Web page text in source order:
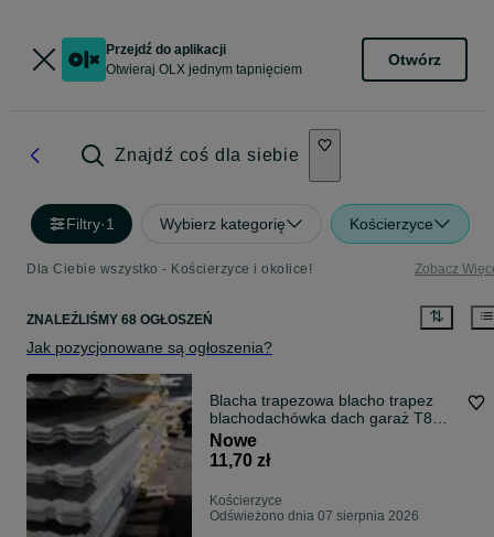
Przejdź do aplikacji
Otwieraj OLX jednym tapnięciem
Otwórz
Znajdź coś dla siebie
Filtry·1 Wybierz kategorię Kościerzyce
Dla Ciebie wszystko - Kościerzyce i okolice! Zobacz
ZNALEŹLIŚMY 68 OGŁOSZEŃ
Jak pozycjonowane są ogłoszenia?
Blacha trapezowa blacho trapez
blachodachówka dach garaż T8
T18 T35
Nowe
11,70 zł
Kościerzyce
Odświeżono dnia 07 sierpnia 2026